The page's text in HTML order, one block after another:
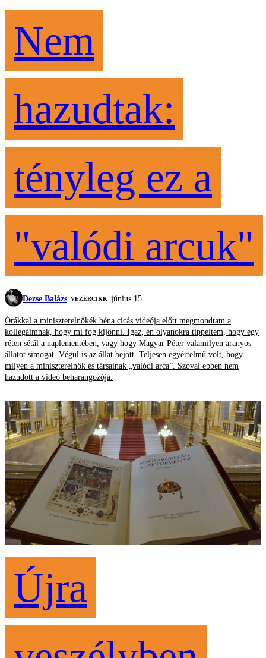
Nem
hazudtak:
tényleg ez a
"valódi arcuk"
Dezse Balázs VEZÉRCIKK június 15.
Órákkal a miniszterelnökék béna cicás videója előtt megmondtam a
kollégáimnak, hogy mi fog kijönni. Igaz, én olyanokra tippeltem, hogy egy
réten sétál a naplementében, vagy hogy Magyar Péter valamilyen aranyos
állatot simogat. Végül is az állat bejött. Teljesen egyértelmű volt, hogy
milyen a miniszterelnök és társainak „valódi arca”. Szóval ebben nem
hazudott a videó beharangozója.
Újra